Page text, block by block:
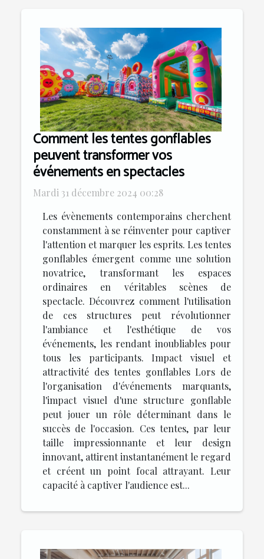
Comment les tentes gonflables
peuvent transformer vos
événements en spectacles
Mardi 31 décembre 2024 00:28
Les évènements contemporains cherchent
constamment à se réinventer pour captiver
l'attention et marquer les esprits. Les tentes
gonflables émergent comme une solution
novatrice, transformant les espaces
ordinaires en véritables scènes de
spectacle. Découvrez comment l'utilisation
de ces structures peut révolutionner
l'ambiance et l'esthétique de vos
événements, les rendant inoubliables pour
tous les participants. Impact visuel et
attractivité des tentes gonflables Lors de
l'organisation d'événements marquants,
l'impact visuel d'une structure gonflable
peut jouer un rôle déterminant dans le
succès de l'occasion. Ces tentes, par leur
taille impressionnante et leur design
innovant, attirent instantanément le regard
et créent un point focal attrayant. Leur
capacité à captiver l'audience est...